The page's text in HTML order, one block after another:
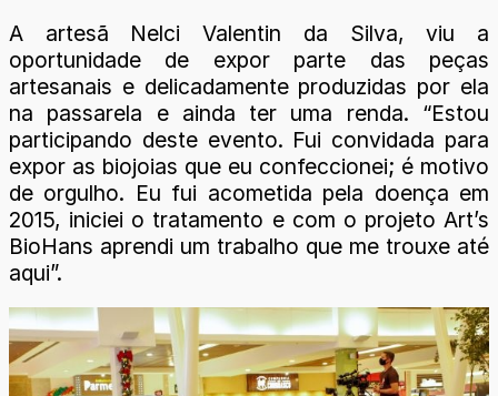
A artesã Nelci Valentin da Silva, viu a
oportunidade de expor parte das peças
artesanais e delicadamente produzidas por ela
na passarela e ainda ter uma renda. “Estou
participando deste evento. Fui convidada para
expor as biojoias que eu confeccionei; é motivo
de orgulho. Eu fui acometida pela doença em
2015, iniciei o tratamento e com o projeto Art’s
BioHans aprendi um trabalho que me trouxe até
aqui”.